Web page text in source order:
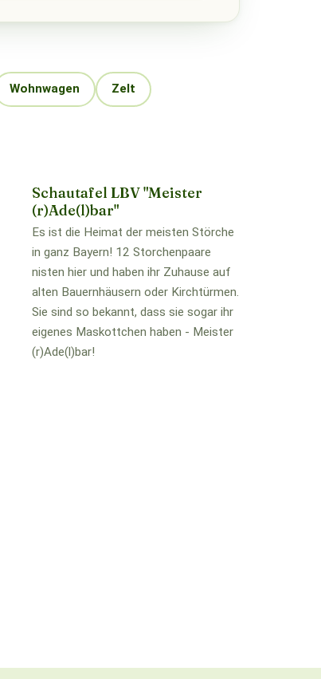
Wohnwagen Zelt
Schautafel LBV "Meister
(r)Ade(l)bar"
Es ist die Heimat der meisten Störche
in ganz Bayern! 12 Storchenpaare
nisten hier und haben ihr Zuhause auf
alten Bauernhäusern oder Kirchtürmen.
Sie sind so bekannt, dass sie sogar ihr
eigenes Maskottchen haben - Meister
(r)Ade(l)bar!